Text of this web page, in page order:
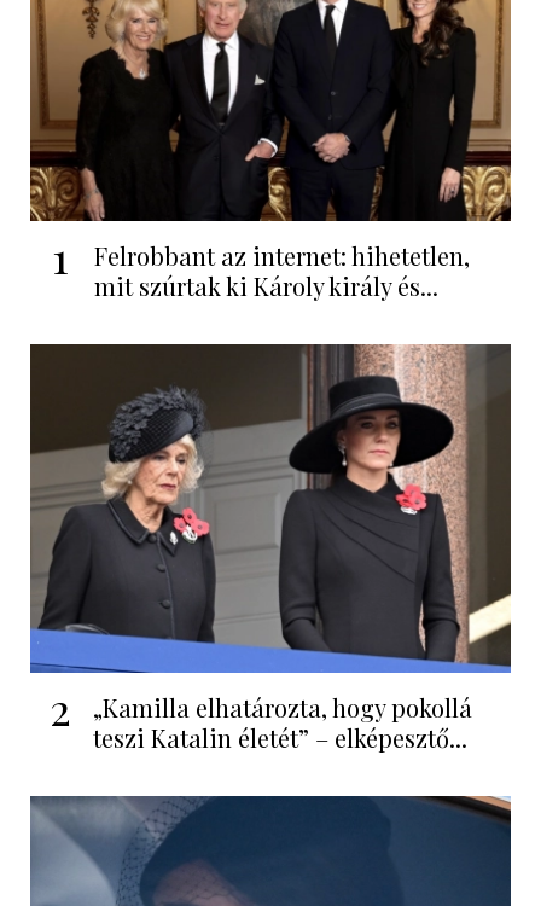
1
Felrobbant az internet: hihetetlen,
mit szúrtak ki Károly király és...
2
„Kamilla elhatározta, hogy pokollá
teszi Katalin életét” – elképesztő...